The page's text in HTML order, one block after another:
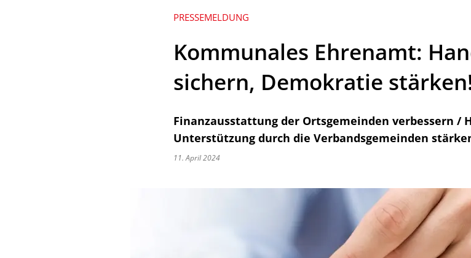
PRESSEMELDUNG
Kommunales Ehrenamt:
sichern, Demokratie
Finanzausstattung der Ortsgemeinden verbessern /
Unterstützung durch die Verbandsgemeinden
11. April 2024